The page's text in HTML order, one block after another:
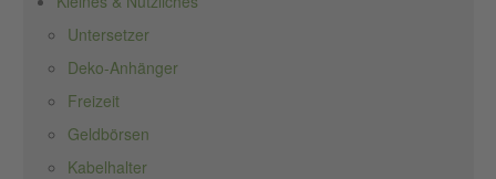
Untersetzer
Deko-Anhänger
Freizeit
Geldbörsen
Kabelhalter